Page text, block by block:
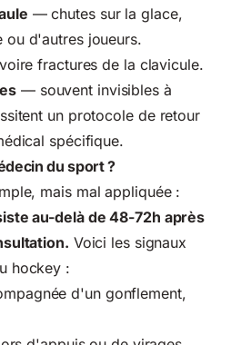
— chutes sur la glace,
ou d'autres joueurs.
fractures de la clavicule.
— souvent invisibles à
un protocole de retour
spécifique.
du sport ?
mais mal appliquée :
au-delà de 48-72h après
Voici les signaux
hockey :
d'un gonflement,